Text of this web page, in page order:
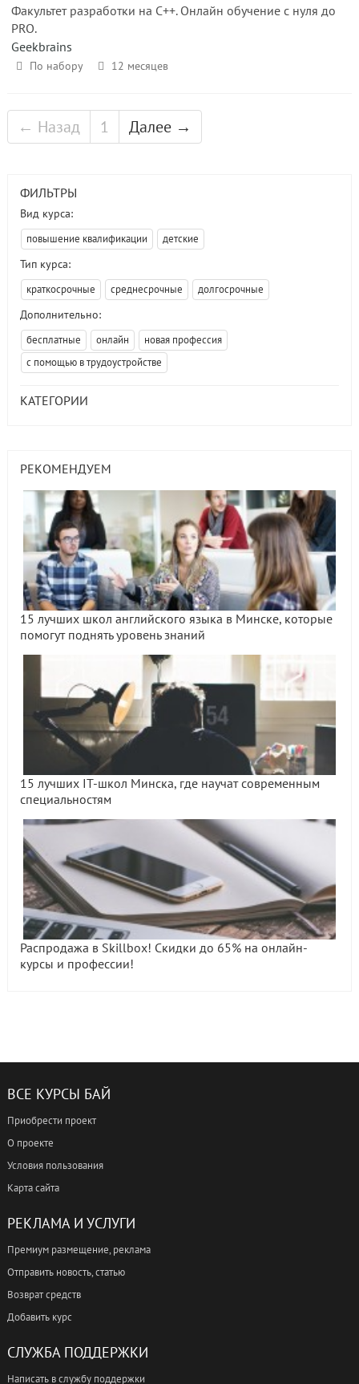
Факультет разработки на С++. Онлайн обучение с нуля до
PRO.
Geekbrains
По набору 12 месяцев
← Назад 1 Далее →
ФИЛЬТРЫ
Вид курса:
повышение квалификации детские
Тип курса:
краткосрочные среднесрочные долгосрочные
Дополнительно:
бесплатные онлайн
новая профессия
с помощью в трудоустройстве
КАТЕГОРИИ
РЕКОМЕНДУЕМ
15 лучших школ английского языка в Минске, которые
помогут поднять уровень знаний
15 лучших IT-школ Минска, где научат современным
специальностям
Распродажа в Skillbox! Скидки до 65% на онлайн-
курсы и профессии!
ВСЕ КУРСЫ БАЙ
Приобрести проект
О проекте
Условия пользования
Карта сайта
РЕКЛАМА И УСЛУГИ
Премиум размещение, реклама
Отправить новость, статью
Возврат средств
Добавить курс
СЛУЖБА ПОДДЕРЖКИ
Написать в службу поддержки